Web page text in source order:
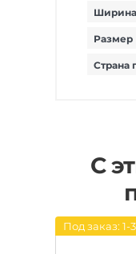
Ширина
Размер
Страна
С
Под заказ: 1-